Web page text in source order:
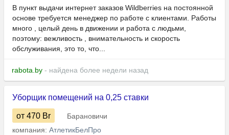
В пункт выдачи интернет заказов Wildberries на постоянной
основе требуется менеджер по работе с клиентами. Работы
много , целый день в движении и работа с людьми,
поэтому: вежливость , внимательность и скорость
обслуживания, это то, что...
rabota.by - найдена более недели назад
Уборщик помещений на 0,25 ставки
от 470 Br
Барановичи
компания: АтлетикБелПро